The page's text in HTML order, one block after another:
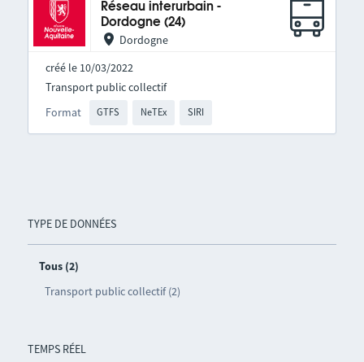
TYPE DE DONNÉES
Tous (2)
Transport public collectif (2)
TEMPS RÉEL
Réseau interurbain -
Dordogne (24)
Dordogne
créé le 10/03/2022
Format GTFS NeTEx SIRI
Transport public collectif